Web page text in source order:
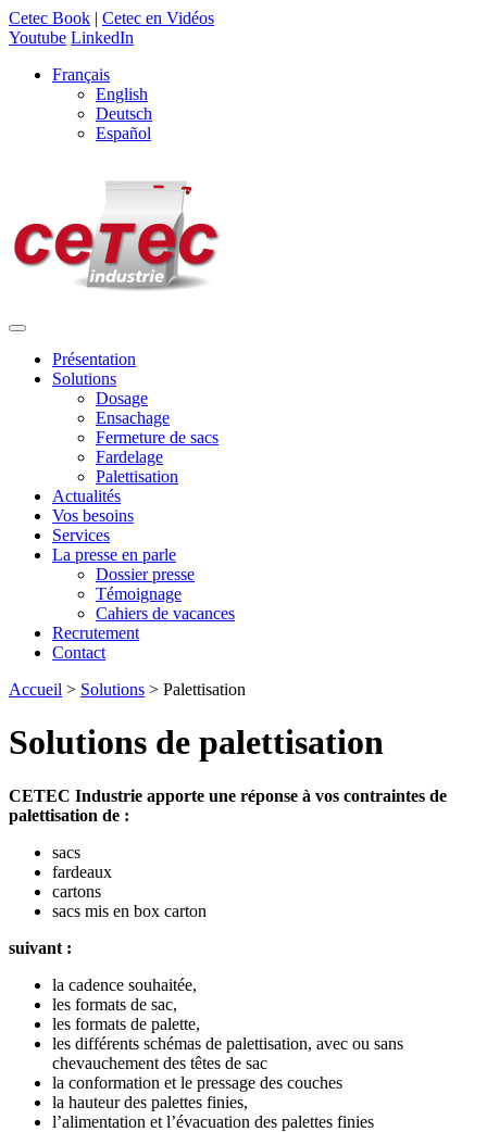
Cetec Book | Cetec en Vidéos
Youtube LinkedIn
Français
English
Deutsch
Español
Présentation
Solutions
Dosage
Ensachage
Fermeture de sacs
Fardelage
Palettisation
Actualités
Vos besoins
Services
La presse en parle
Dossier presse
Témoignage
Cahiers de vacances
Recrutement
Contact
Accueil > Solutions > Palettisation
Solutions de palettisation
CETEC Industrie apporte une réponse à vos contraintes de
palettisation de :
sacs
fardeaux
cartons
sacs mis en box carton
suivant :
la cadence souhaitée,
les formats de sac,
les formats de palette,
les différents schémas de palettisation, avec ou sans
chevauchement des têtes de sac
la conformation et le pressage des couches
la hauteur des palettes finies,
l’alimentation et l’évacuation des palettes finies